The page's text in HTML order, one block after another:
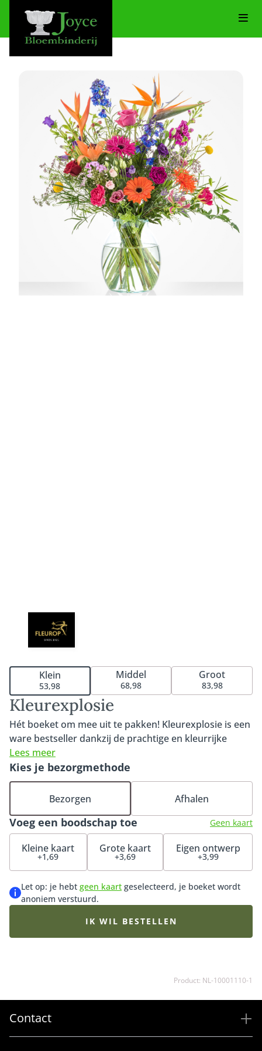
Kleurexplosie
Hét boeket om mee uit te pakken! Kleurexplosie is een
ware bestseller dankzij de prachtige en kleurrijke
bloemen. Het boeket kenmerkt zich door de
opvallende Strelizea of Heleconia, elegante Delphinium
en bijzondere rozen en gerbera's. Kleurexplosie is een
ware eyecatcher en zorgt gegarandeerd voor een
onvergetelijke indruk. Maak het nog exclusiever met
onze bijpassende vaas, heerlijke chocolade of
luxueuze bonbons.
Lees meer
Klein
53,98
Middel
68,98
Groot
83,98
Voeg een boodschap toe Geen kaart
Kleine kaart
+1,69
Grote kaart
+3,69
Eigen ontwerp
+3,99
Let op: je hebt geen kaart geselecteerd, je boeket wordt
anoniem verstuurd.
Kies je bezorgmethode
Bezorgen Afhalen
IK WIL BESTELLEN
Product: NL-10001110-1
Contact